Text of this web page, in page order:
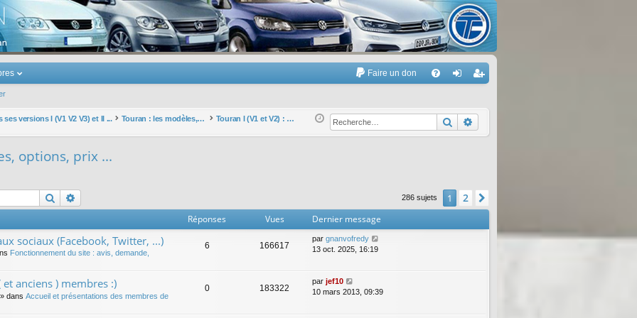
Touran
Faire un don
Q ne
xi
nr
eg
r
versions I (V1 V2 V3) et II ... Touran : les modèles, les prix, les achats, les options, ... Touran I (V1 et V2) : modèles, options, prix ... Rechercher
options, prix ...
Rechercher 286 sujets 1 2
Réponses Vues Dernier message
sociaux (Facebook, Twitter, ...)
Fonctionnement du site : avis, demande,
6 166617
par gnanvofredy
13 oct. 2025, 16:19
anciens ) membres :)
» dans Accueil et présentations des membres de
0 183322
par jef10
10 mars 2013, 09:39